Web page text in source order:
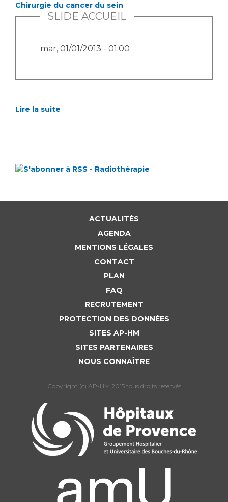
Chirurgie du cancer du sein
SLIDE ACCUEIL
mar, 01/01/2013 - 01:00
Lire la suite
ACTUALITÉS
AGENDA
MENTIONS LÉGALES
CONTACT
PLAN
FAQ
RECRUTEMENT
PROTECTION DES DONNÉES
SITES AP-HM
SITES PARTENAIRES
NOUS CONNAÎTRE
Copyright (c) AP-HM 2015 tous droits reservés